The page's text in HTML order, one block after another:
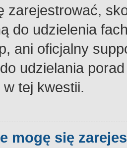
zarejestrować,
do udzielenia
ani oficjalny
udzielania
tej kwestii.
mogę się